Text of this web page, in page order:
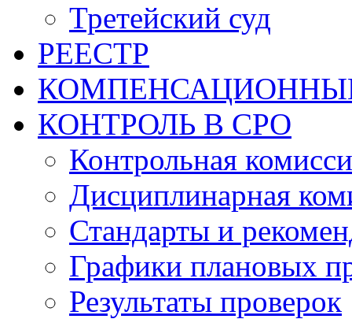
Третейский суд
РЕЕСТР
КОНТРОЛЬ В СРО
Контрольная
Дисциплинарная
Стандарты и
Графики плановых
Результаты проверок